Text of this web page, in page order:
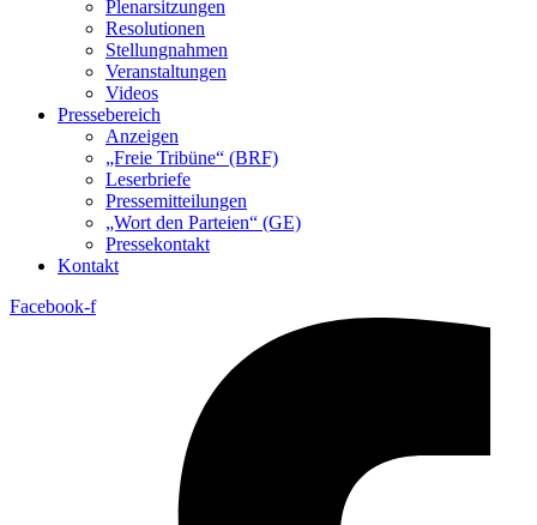
Plenarsitzungen
Resolutionen
Stellungnahmen
Veranstaltungen
Videos
Pressebereich
Anzeigen
„Freie Tribüne“ (BRF)
Leserbriefe
Pressemitteilungen
„Wort den Parteien“ (GE)
Pressekontakt
Kontakt
Facebook-f